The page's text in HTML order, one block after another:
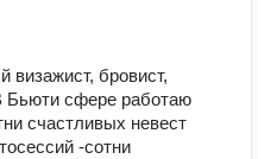
визажист, бровист,
Бьюти сфере работаю
счастливых невест
-сотни